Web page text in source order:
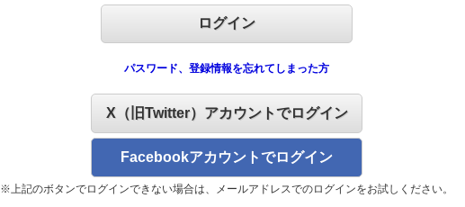
パスワード、登録情報を忘れてしまった方
X（旧Twitter）アカウントでログイン
Facebookアカウントでログイン
※上記のボタンでログインできない場合は、メールアドレスでのログインをお試しください。